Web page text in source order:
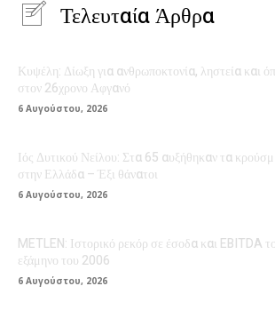
Τελευταία Άρθρα
Κυψέλη: Δίωξη για ανθρωποκτονία, ληστεία και
στον 26χρονο Αφγανό
6 Αυγούστου, 2026
Ιός Δυτικού Νείλου: Στα 65 αυξήθηκαν τα
στην Ελλάδα – Έξι θάνατοι
6 Αυγούστου, 2026
METLEN: Ιστορικό ρεκόρ σε έσοδα και EBITDA
εξάμηνο του 2006
6 Αυγούστου, 2026